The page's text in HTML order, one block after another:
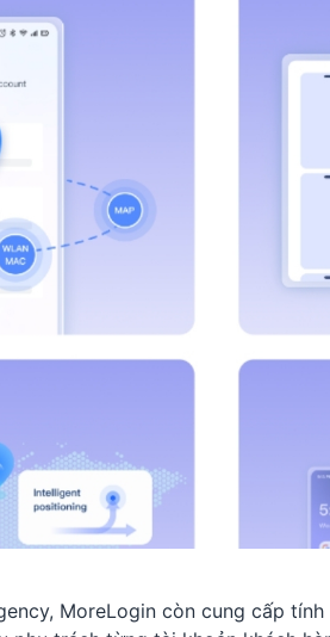
MoreLogin còn cung cấp